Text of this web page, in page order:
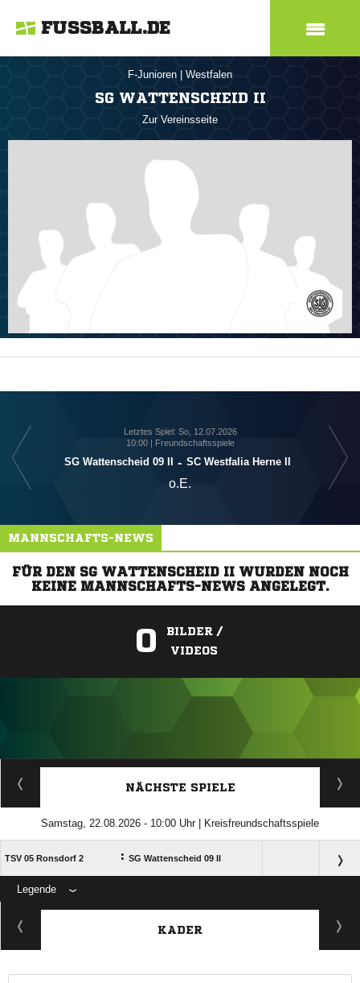
FUSSBALL.DE
F-Junioren Westfalen
SG WATTENSCHEID II
Zur Vereinsseite
Letztes Spiel: So, 12.07.2026
10:00 | Freundschaftsspiele
SG Wattenscheid 09 II - SC Westfalia Herne II
o.E.
MANNSCHAFTS-NEWS
FÜR DEN SG WATTENSCHEID II WURDEN NOCH
KEINE MANNSCHAFTS-NEWS ANGELEGT.
0
BILDER /
VIDEOS
ANZEIGE
NÄCHSTE SPIELE
Samstag, 22.08.2026 - 10:00 Uhr | Kreisfreundschaftsspiele
TSV 05 Ronsdorf 2 : SG Wattenscheid 09 II
Legende
ANZEIGE
KADER